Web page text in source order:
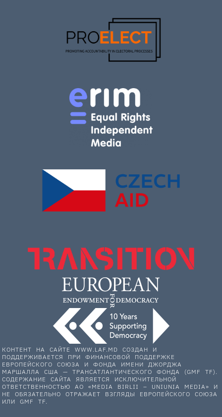
КОНТЕНТ НА САЙТЕ WWW.LAF.MD СОЗДАН И
ПОДДЕРЖИВАЕТСЯ ПРИ ФИНАНСОВОЙ ПОДДЕРЖКЕ
ЕВРОПЕЙСКОГО СОЮЗА И ФОНДА ИМЕНИ ДЖОРДЖА
МАРШАЛЛА США — ТРАНСАТЛАНТИЧЕСКОГО ФОНДА (GMF TF).
СОДЕРЖАНИЕ САЙТА ЯВЛЯЕТСЯ ИСКЛЮЧИТЕЛЬНОЙ
ОТВЕТСТВЕННОСТЬЮ АО «MEDIA BIRLII – UNIUNIA MEDIA» И
НЕ ОБЯЗАТЕЛЬНО ОТРАЖАЕТ ВЗГЛЯДЫ ЕВРОПЕЙСКОГО СОЮЗА
ИЛИ GMF TF.